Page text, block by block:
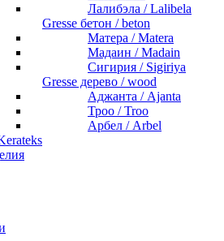
Лалибэла / Lalibela
Gresse бетон / beton
Матера / Matera
Мадаин / Madain
Сигирия / Sigiriya
Gresse дерево / wood
Аджанта / Ajanta
Троо / Troo
Арбел / Arbel